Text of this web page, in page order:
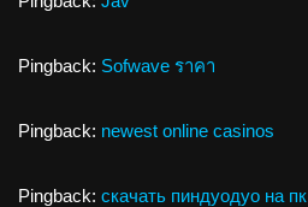
Pingback: Sofwave ราคา
Pingback: newest online casinos
Pingback: скачать пиндуодуо на пк